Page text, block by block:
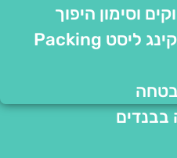
וסימון היפוך
מעטפות פקינג ליסט Packing